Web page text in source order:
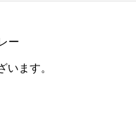
ー
います。